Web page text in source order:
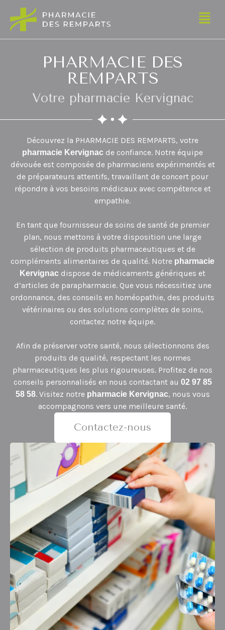
PHARMACIE DES
REMPARTS
Votre pharmacie Kervignac
Découvrez la PHARMACIE DES REMPARTS, votre
pharmacie Kervignac de confiance. Notre équipe
dévouée est composée de pharmaciens expérimentés et
de préparateurs attentifs, travaillant de concert pour
répondre à vos besoins médicaux avec compétence et
empathie.
En tant que fournisseur de soins de santé de premier
plan, nous mettons à votre disposition une large
sélection de produits pharmaceutiques et de
compléments alimentaires de qualité. Notre pharmacie
Kervignac dispose de médicaments génériques et
d’articles de parapharmacie. Que vous nécessitiez une
ordonnance, des conseils en homéopathie, des produits
vétérinaires ou des solutions complètes de soins,
contactez notre équipe.
Afin de préserver votre santé, nous sélectionnons des
produits de qualité, respectant les normes
pharmaceutiques les plus rigoureuses. Profitez de nos
conseils personnalisés en nous contactant au 02 97 85
58 58. Visitez notre pharmacie Kervignac, nous vous
accompagnons vers une meilleure santé.
Contactez-nous